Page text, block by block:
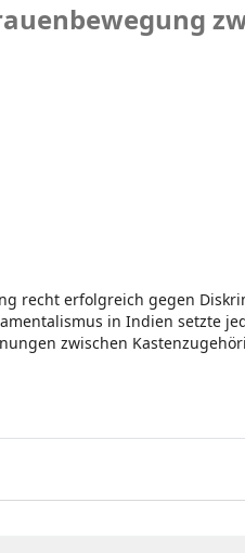
recht erfolgreich gegen
in Indien setzte
zwischen